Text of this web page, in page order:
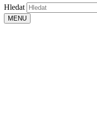
Hledat
MENU